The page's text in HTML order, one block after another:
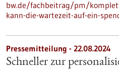
bw.de/fachbeitrag/pm/
kann-die-wartezeit-auf-ein-
Pressemitteilung - 22.08.2024
Schneller zur